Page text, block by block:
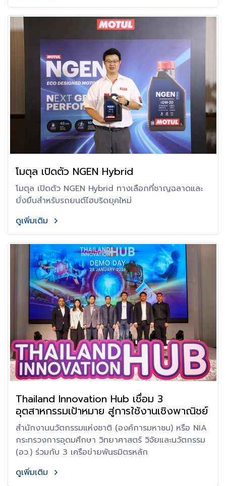
โมตุล เปิดตัว NGEN Hybrid
โมตุล เปิดตัว NGEN Hybrid ทางเลือกที่ชาญฉลาดและ
ยั่งยืนสำหรับรถยนต์ไฮบริดยุคใหม่
ดูเพิ่มเติม
Thailand Innovation Hub เชื่อม 3
อุตสาหกรรมเป้าหมาย สู่การใช้งานเชิงพาณิชย์
สำนักงานนวัตกรรมแห่งชาติ (องค์การมหาชน) หรือ NIA
กระทรวงการอุดมศึกษา วิทยาศาสตร์ วิจัยและนวัตกรรม
(อว.) ร่วมกับ 3 เครือข่ายพันธมิตรหลัก
ดูเพิ่มเติม